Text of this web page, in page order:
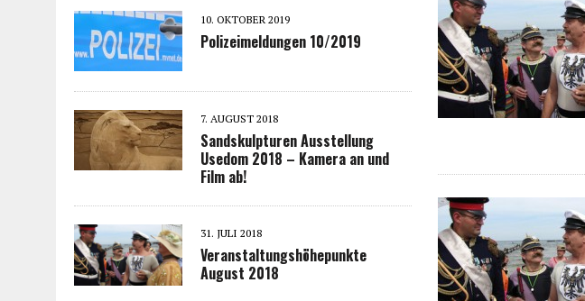
10. OKTOBER 2019
Polizeimeldungen 10/2019
7. AUGUST 2018
Sandskulpturen Ausstellung
Usedom 2018 – Kamera an und
Film ab!
31. JULI 2018
Veranstaltungshöhepunkte
August 2018